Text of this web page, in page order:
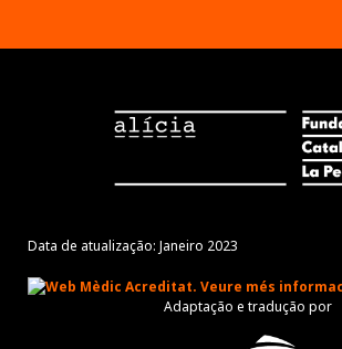
Data de atualização: Janeiro 2023
Adaptação e tradução por